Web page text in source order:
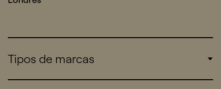
Tipos de marcas